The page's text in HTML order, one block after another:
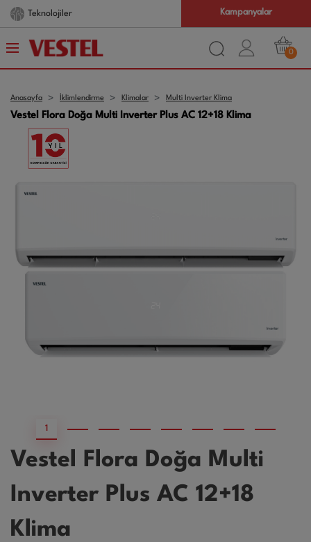
Teknolojiler Kampanyalar
0
Anasayfa İklimlendirme Klimalar Multi Inverter Klima
Vestel Flora Doğa Multi Inverter Plus AC 12+18 Klima
1
Vestel Flora Doğa Multi
Inverter Plus AC 12+18
Klima